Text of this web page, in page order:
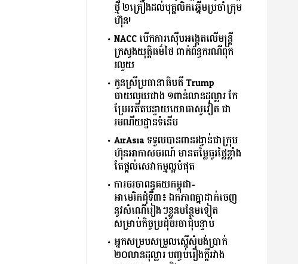
ថ្មី ២គ្រឿងដល់បុគ្គលិកឆ្នើមប្រចាំក្រុម
ហ៊ុន!
NACC បើកការស៊ើបអង្កេតលើមន្ត្រី
ក្រសួងយុត្តិធម៌ថៃ ពាក់ព័ន្ធករណីពុក
រលួយ
កូនស្រីប្រធានាធិបតី Trump
ចាយលុយជាង ១ពាន់លានដុល្លារ កែ
ប្រែអតីតបន្ទាយយោធាសូវៀត ជា
រមណីយដ្ឋានទំនើប
AirAsia ទទួលបានពានរង្វាន់ជាក្រុម
ហ៊ុនអាកាសចរណ៍ មានតម្លៃធូរថ្លៃខ្លាំង
តែផ្ដល់សេវាកម្មល្អបំផុត
ការចរចាពន្ធគយកម្ពុជា-
អាមេរិកជុំទី៣៖ ឯកភាពគ្នាដាក់ចេញ
នូវសំណើរៀងៗខ្លួនបន្ថែមទៀត​
សម្រាប់កិច្ចប្រជុំចរចាជុំបន្ទាប់
អ្នកសម្របសម្រួលស្នើសុំបង់ប្រាក់
២០លានដុល្លារ បញ្ចប់រឿងក្ដីរវាង